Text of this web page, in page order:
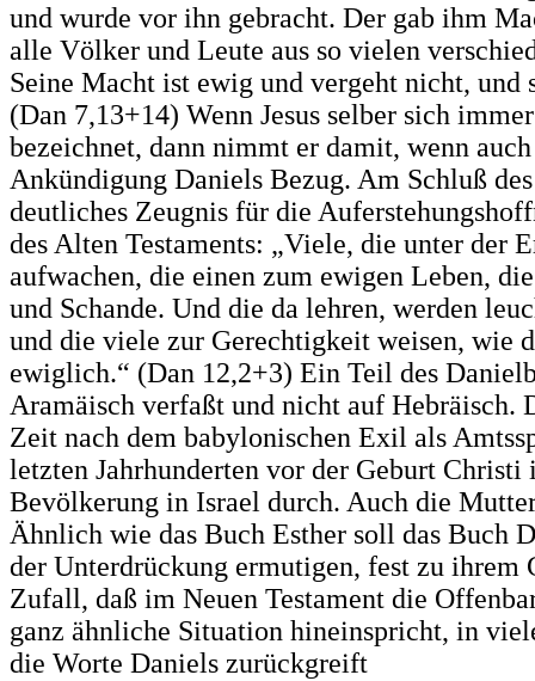
und wurde vor ihn gebracht. Der gab ihm
alle Völker und Leute aus so vielen
Seine Macht ist ewig und vergeht nicht, und
(Dan 7,13+14) Wenn Jesus selber sich
bezeichnet, dann nimmt er damit, wenn
Ankündigung Daniels Bezug. Am Schluß
deutliches Zeugnis für die
des Alten Testaments: „Viele, die unter der
aufwachen, die einen zum ewigen Leben,
und Schande. Und die da lehren, werden
und die viele zur Gerechtigkeit weisen, wie
ewiglich.“ (Dan 12,2+3) Ein Teil des
Aramäisch verfaßt und nicht auf Hebräisch.
Zeit nach dem babylonischen Exil als
letzten Jahrhunderten vor der Geburt Christi
Bevölkerung in Israel durch. Auch die
Ähnlich wie das Buch Esther soll das Buch
der Unterdrückung ermutigen, fest zu ihrem
Zufall, daß im Neuen Testament die
ganz ähnliche Situation hineinspricht, in
die Worte Daniels zurückgreift